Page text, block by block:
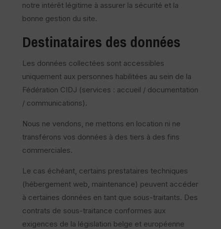
notre intérêt légitime à assurer la sécurité et la
bonne gestion du site.
Destinataires des données
Les données collectées sont accessibles
uniquement aux personnes habilitées au sein de la
Fédération CIDJ (services : accueil / documentation
/ communications).
Nous ne vendons, ne mettons en location ni ne
transférons vos données à des tiers à des fins
commerciales.
Le cas échéant, certains prestataires techniques
(hébergement web, maintenance) peuvent accéder
à certaines données en tant que sous-traitants. Des
contrats de sous-traitance conformes aux
exigences de la législation belge et européenne